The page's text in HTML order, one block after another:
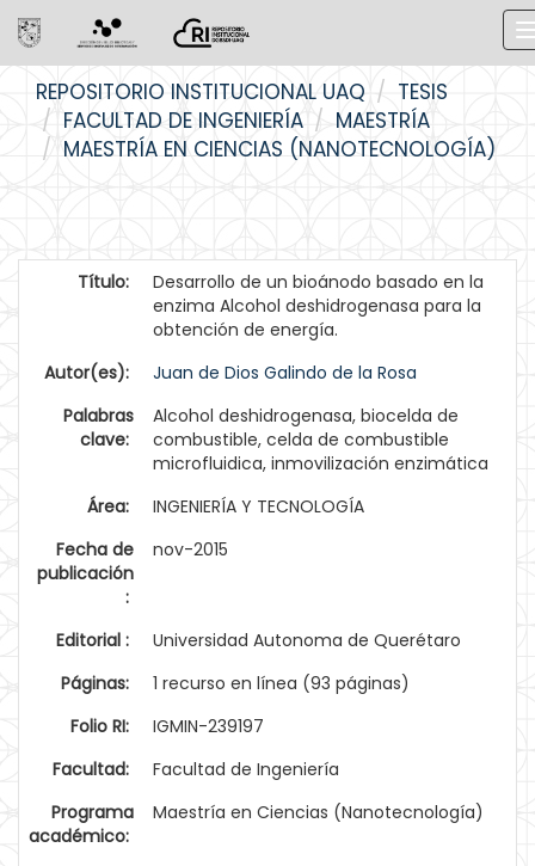
navigation
REPOSITORIO INSTITUCIONAL UAQ
TESIS
FACULTAD DE INGENIERÍA
MAESTRÍA
MAESTRÍA EN CIENCIAS (NANOTECNOLOGÍA)
Título:
Desarrollo de un bioánodo basado en la
enzima Alcohol deshidrogenasa para la
obtención de energía.
Autor(es):
Juan de Dios Galindo de la Rosa
Palabras
clave:
Alcohol deshidrogenasa, biocelda de
combustible, celda de combustible
microfluidica, inmovilización enzimática
Área:
INGENIERÍA Y TECNOLOGÍA
Fecha de
publicación
:
nov-2015
Editorial :
Universidad Autonoma de Querétaro
Páginas:
1 recurso en línea (93 páginas)
Folio RI:
IGMIN-239197
Facultad:
Facultad de Ingeniería
Programa
académico:
Maestría en Ciencias (Nanotecnología)